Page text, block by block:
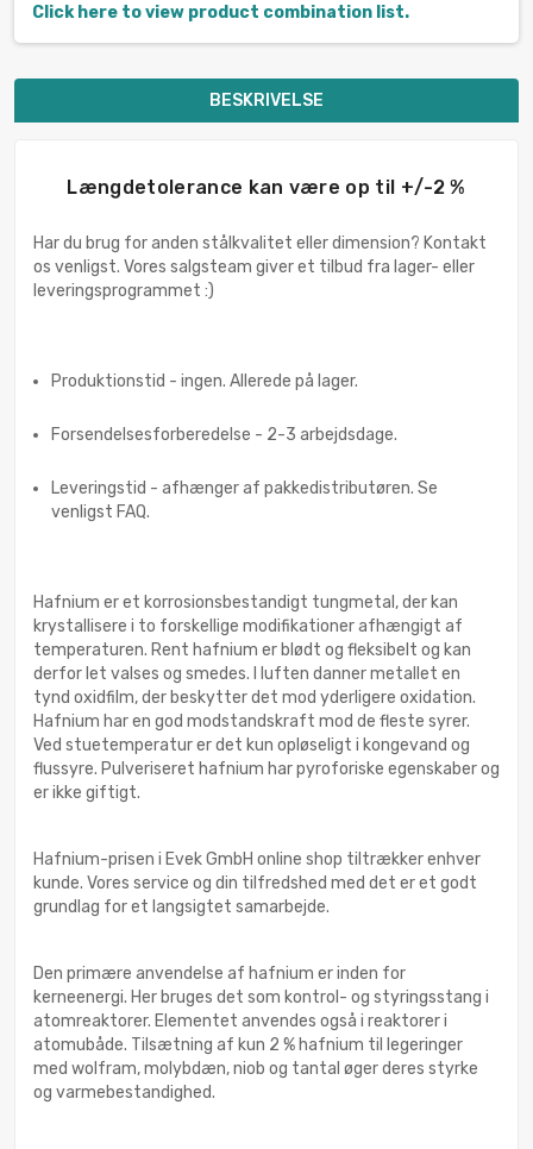
Click here to view product combination list.
BESKRIVELSE
Længdetolerance kan være op til +/-2 %
Har du brug for anden stålkvalitet eller dimension? Kontakt
os venligst. Vores salgsteam giver et tilbud fra lager- eller
leveringsprogrammet :)
Produktionstid - ingen. Allerede på lager.
Forsendelsesforberedelse - 2-3 arbejdsdage.
Leveringstid - afhænger af pakkedistributøren. Se
venligst FAQ.
Hafnium er et korrosionsbestandigt tungmetal, der kan
krystallisere i to forskellige modifikationer afhængigt af
temperaturen. Rent hafnium er blødt og fleksibelt og kan
derfor let valses og smedes. I luften danner metallet en
tynd oxidfilm, der beskytter det mod yderligere oxidation.
Hafnium har en god modstandskraft mod de fleste syrer.
Ved stuetemperatur er det kun opløseligt i kongevand og
flussyre. Pulveriseret hafnium har pyroforiske egenskaber og
er ikke giftigt.
Hafnium-prisen i Evek GmbH online shop tiltrækker enhver
kunde. Vores service og din tilfredshed med det er et godt
grundlag for et langsigtet samarbejde.
Den primære anvendelse af hafnium er inden for
kerneenergi. Her bruges det som kontrol- og styringsstang i
atomreaktorer. Elementet anvendes også i reaktorer i
atomubåde. Tilsætning af kun 2 % hafnium til legeringer
med wolfram, molybdæn, niob og tantal øger deres styrke
og varmebestandighed.